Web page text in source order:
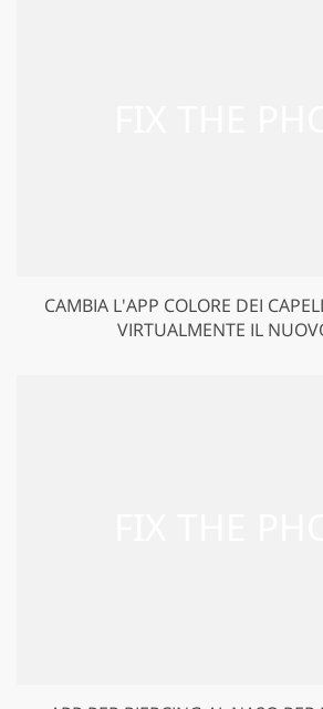
CAMBIA L'APP COLORE DEI
VIRTUALMENTE IL